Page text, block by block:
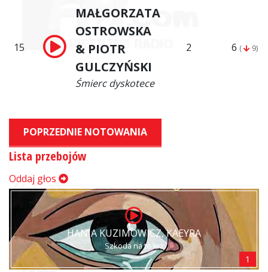
15
MAŁGORZATA
OSTROWSKA
& PIOTR
GULCZYŃSKI
Śmierc dyskotece
2 6 ( 9)
POPRZEDNIE NOTOWANIA
Lista przebojów
Oddaj głos
HANIA KUZIMOWICZ, KAEYRA
Szkoda na to łez
1